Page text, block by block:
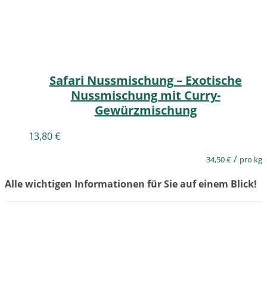
Safari Nussmischung – Exotische
Nussmischung mit Curry-
Gewürzmischung
13,80€
34,50€ / pro kg
Alle wichtigen Informationen für Sie auf einem Blick!